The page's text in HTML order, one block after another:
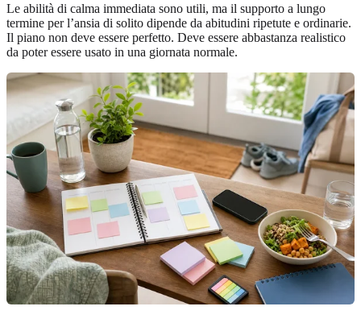
Le abilità di calma immediata sono utili, ma il supporto a lungo
termine per l’ansia di solito dipende da abitudini ripetute e ordinarie.
Il piano non deve essere perfetto. Deve essere abbastanza realistico
da poter essere usato in una giornata normale.